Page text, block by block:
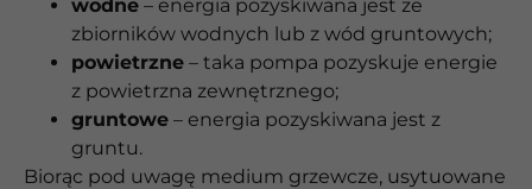
wodne – energia pozyskiwana jest ze
zbiorników wodnych lub z wód gruntowych;
powietrzne – taka pompa pozyskuje energie
z powietrzna zewnętrznego;
gruntowe – energia pozyskiwana jest z
gruntu.
Biorąc pod uwagę medium grzewcze, usytuowane